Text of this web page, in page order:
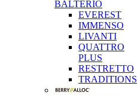
BALTERIO
EVEREST
IMMENSO
LIVANTI
QUATTRO
PLUS
RESTRETTO
TRADITIONS